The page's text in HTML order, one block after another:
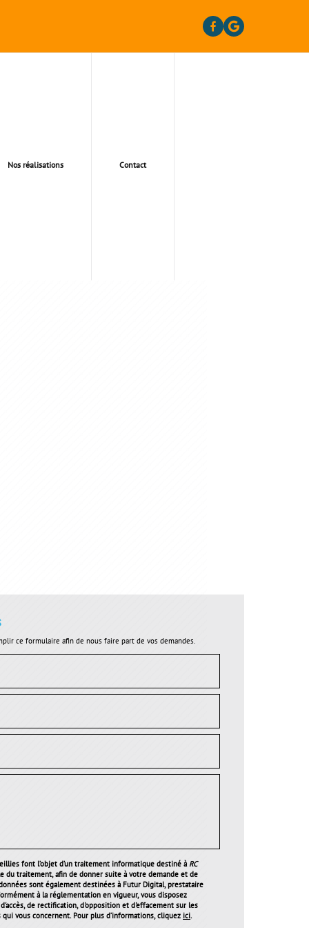
Nos réalisations Contact
ce formulaire afin de nous faire part de vos demandes.
font l’objet d’un traitement informatique destiné àRC
du traitement, afin de donner suite à votre demande et de
sont également destinées à Futur Digital, prestataire
à la réglementation en vigueur, vous disposez
de rectification, d'opposition et d'effacement sur les
vous concernent. Pour plus d’informations, cliquez ici.